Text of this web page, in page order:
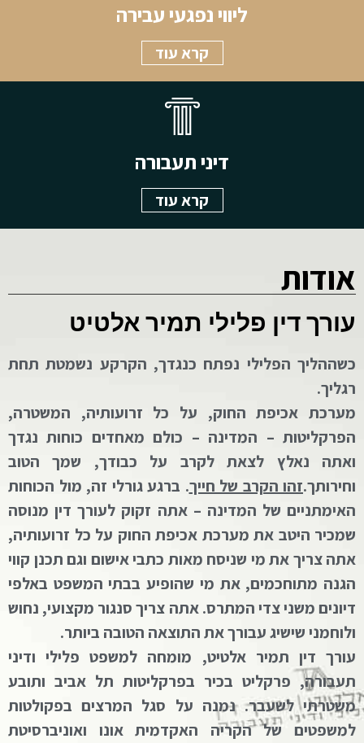
ליווי נפגעי עבירה
קרא עוד
דיני תעבורה
קרא עוד
אודות
עורך דין פלילי תמיר אלטיט
כשההליך הפלילי נפתח כנגדך, הקרקע נשמטת תחת
רגליך.
מערכת אכיפת החוק, על כל זרועותיה, המשטרה,
הפרקליטות – המדינה – כולם מאחדים כוחות נגדך
ואתה נאלץ לצאת לקרב על כבודך, שמך הטוב
וחירותך.זהו הקרב של חייך. ברגע גורלי זה, מול הכוחות
האימתניים של המדינה – אתה זקוק לעורך דין מנוסה
שמכיר היטב את מערכת אכיפת החוק על כל זרועותיה,
אתה צריך את מי שניסח מאות כתבי אישום וגם תכנן קווי
הגנה מתוחכמים, את מי שהופיע בבתי המשפט באלפי
דיונים משני צדי המתרס. אתה צריך סנגור מקצועי, נחוש
ולוחמני שישיג עבורך את התוצאה הטובה ביותר.
עורך דין תמיר אלטיט, מומחה למשפט פלילי ודיני
תעבורה, פרקליט בכיר בפרקליטות תל אביב ותובע
משטרתי לשעבר. נמנה על סגל המרצים בפקולטות
למשפטים של הקריה האקדמית אונו ואוניברסיטת